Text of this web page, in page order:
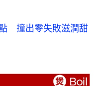
　撞出零失敗滋潤甜